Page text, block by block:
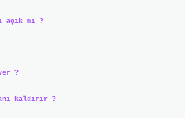
açık mı ?
?
kaldırır ?